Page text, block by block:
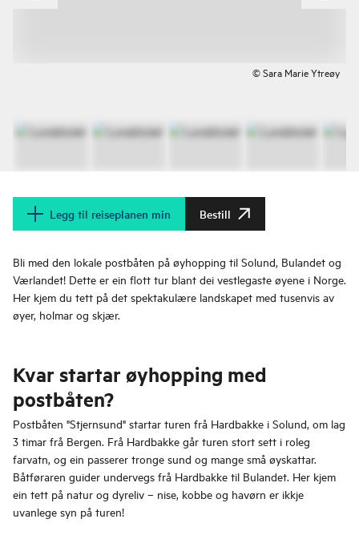
© Sara Marie Ytreøy
Legg til reiseplanen min Bestill
Bli med den lokale postbåten på øyhopping til Solund, Bulandet og
Værlandet! Dette er ein flott tur blant dei vestlegaste øyene i Norge.
Her kjem du tett på det spektakulære landskapet med tusenvis av
øyer, holmar og skjær.
Kvar startar øyhopping med
postbåten?
Postbåten "Stjernsund" startar turen frå Hardbakke i Solund, om lag
3 timar frå Bergen. Frå Hardbakke går turen stort sett i roleg
farvatn, og ein passerer tronge sund og mange små øyskattar.
Båtføraren guider undervegs frå Hardbakke til Bulandet. Her kjem
ein tett på natur og dyreliv – nise, kobbe og havørn er ikkje
uvanlege syn på turen!